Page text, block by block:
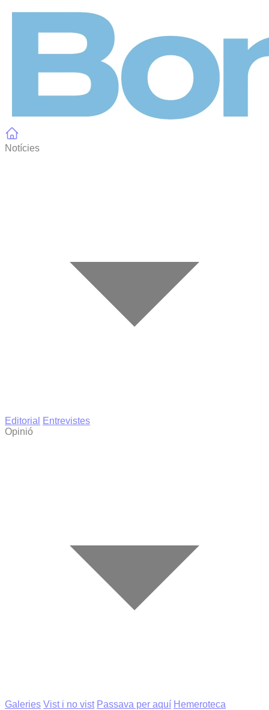
Notícies
Editorial
Entrevistes
Opinió
Galeries Vist i no vist Passava per aquí Hemeroteca